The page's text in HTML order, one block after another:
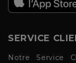
SERVICE
Notre Service